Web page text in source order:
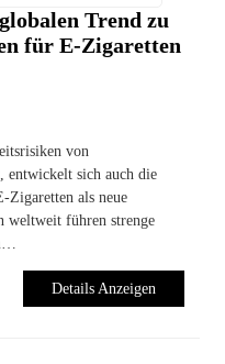
Trend zu
für E-Zigaretten
von
entwickelt sich auch die
Zigaretten als neue
weltweit führen strenge
Details Anzeigen